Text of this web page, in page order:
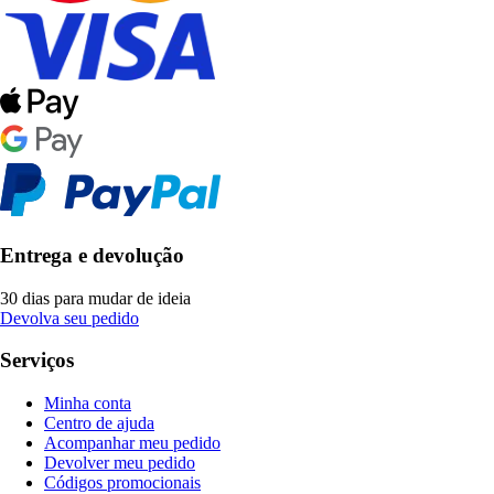
Entrega e devolução
30 dias para mudar de ideia
Devolva seu pedido
Serviços
Minha conta
Centro de ajuda
Acompanhar meu pedido
Devolver meu pedido
Códigos promocionais